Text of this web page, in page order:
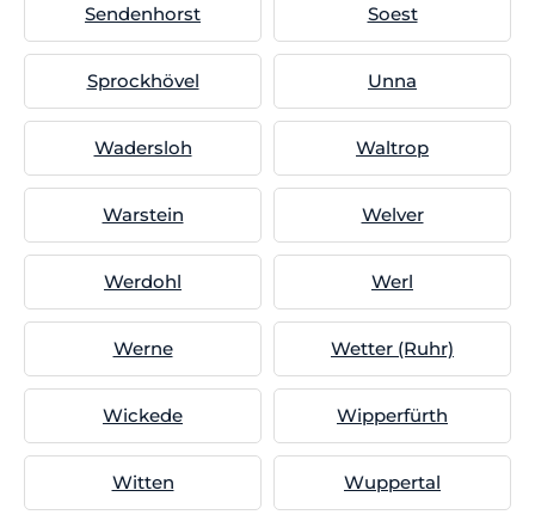
Sendenhorst Soest
Sprockhövel Unna
Wadersloh Waltrop
Warstein Welver
Werdohl Werl
Werne Wetter (Ruhr)
Wickede Wipperfürth
Witten Wuppertal